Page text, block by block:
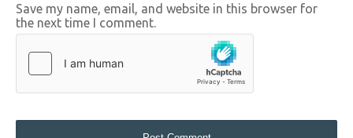
Save my name, email, and website in this browser for
the next time I comment.